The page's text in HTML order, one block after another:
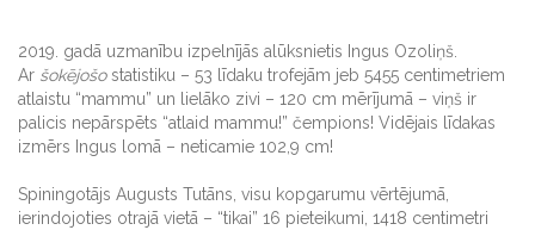
2019. gadā uzmanību izpelnījās alūksnietis Ingus Ozoliņš.
Ar šokējošostatistiku – 53 līdaku trofejām jeb 5455 centimetriem
atlaistu “mammu” un lielāko zivi – 120 cm mērījumā – viņš ir
palicis nepārspēts “atlaid mammu!” čempions! Vidējais līdakas
izmērs Ingus lomā – neticamie 102,9 cm!
Spiningotājs Augusts Tutāns, visu kopgarumu vērtējumā,
ierindojoties otrajā vietā – “tikai” 16 pieteikumi, 1418 centimetri